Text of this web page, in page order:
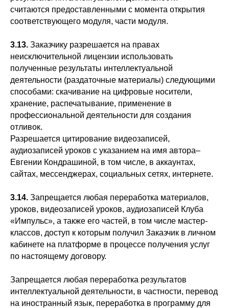
считаются предоставленными с момента открытия
соответствующего модуля, части модуля.
3.13. Заказчику разрешается на правах
неисключительной лицензии использовать
полученные результаты интеллектуальной
деятельности (раздаточные материалы) следующими
способами: скачивание на цифровые носители,
хранение, распечатывание, применение в
профессиональной деятельности для создания
отливок.
Разрешается цитирование видеозаписей,
аудиозаписей уроков с указанием на имя автора–
Евгении Кондрашиной, в том числе, в аккаунтах,
сайтах, мессенджерах, социальных сетях, интернете.
3.14. Запрещается любая переработка материалов,
уроков, видеозаписей уроков, аудиозаписей Клуба
«Импульс», а также его частей, в том числе мастер-
классов, доступ к которым получил Заказчик в личном
кабинете на платформе в процессе получения услуг
по настоящему договору.
Запрещается любая переработка результатов
интеллектуальной деятельности, в частности, перевод
на иностранный язык, переработка в программу для